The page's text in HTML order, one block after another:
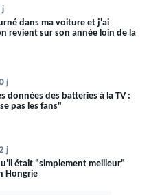
j
dans ma voiture et j'ai
revient sur son année loin de la
j
données des batteries à la TV :
pas les fans"
j
était "simplement meilleur"
Hongrie